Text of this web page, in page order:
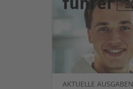
AKTUELLE AUSGABEN